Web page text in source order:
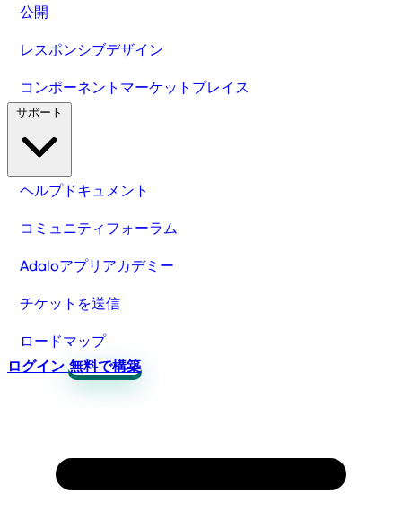
公開
レスポンシブデザイン
コンポーネントマーケットプレイス
ヘルプドキュメント
コミュニティフォーラム
Adaloアプリアカデミー
チケットを送信
ロードマップ
ログイン 無料で構築